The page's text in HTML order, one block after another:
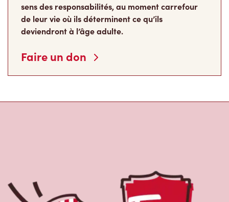
sens des responsabilités, au moment carrefour
de leur vie où ils déterminent ce qu’ils
deviendront à l’âge adulte.
Faire un don